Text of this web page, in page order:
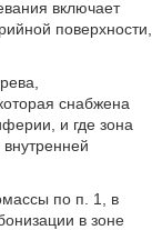
включает
поверхности,
снабжена
и где зона
по п. 1, в
в зоне